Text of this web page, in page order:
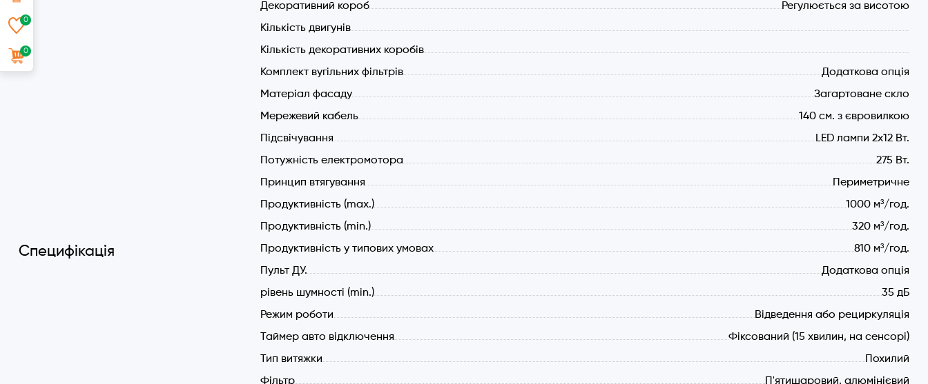
0
0
Специфікація
Декоративний короб
Регулюється за висотою
Кількість двигунів
Кількість декоративних коробів
Комплект вугільних фільтрів
Додаткова опція
Матеріал фасаду
Загартоване скло
Мережевий кабель
140 см. з євровилкою
Підсвічування
LED лампи 2х12 Вт.
Потужність електромотора
275 Вт.
Принцип втягування
Периметричне
Продуктивність (max.)
1000 м³/год.
Продуктивність (min.)
320 м³/год.
Продуктивність у типових умовах
810 м³/год.
Пульт ДУ.
Додаткова опція
рівень шумності (min.)
35 дБ
Режим роботи
Відведення або рециркуляція
Таймер авто відключення
Фіксований (15 хвилин, на сенсорі)
Тип витяжки
Похилий
Фільтр
П'ятишаровий, алюмінієвий